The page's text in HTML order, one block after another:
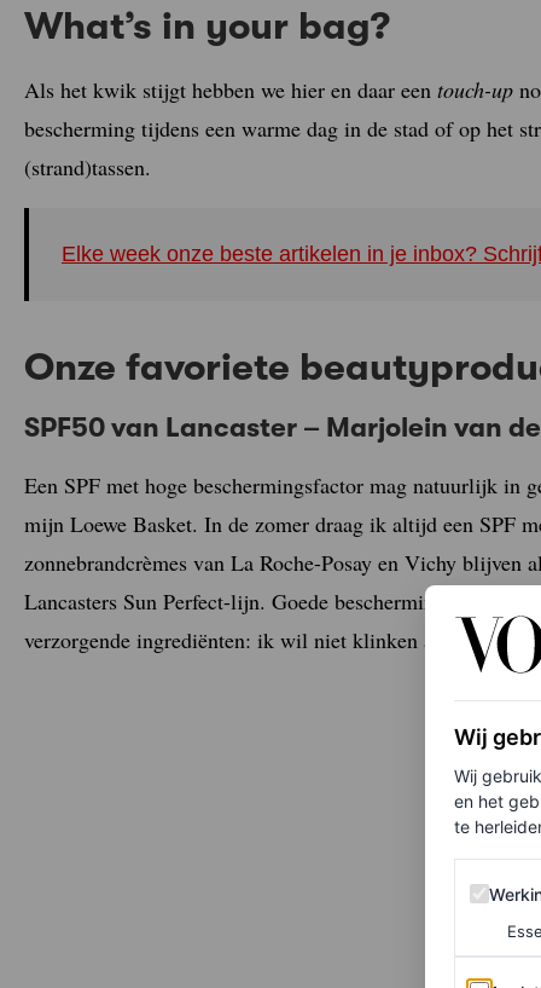
What’s in your bag?
Als het kwik stijgt hebben we hier en daar een touch-up
bescherming tijdens een warme dag in de stad of op het
(strand)tassen.
Elke week onze beste artikelen in je inbox?
Onze favoriete
SPF50 van Lancaster – Marjolein van
Een SPF met hoge beschermingsfactor mag natuurlijk in
mijn Loewe Basket. In de zomer draag ik altijd een SPF
zonnebrandcrèmes van La Roche-Posay en Vichy
Lancasters Sun Perfect-lijn. Goede bescherming, een
verzorgende ingrediënten: ik wil niet klinken als een
Wij
Wij
en het
te
Werking
Analytics